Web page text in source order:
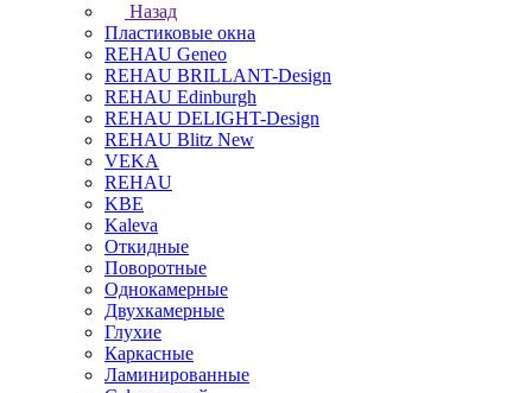
Назад
Пластиковые окна
REHAU Geneo
REHAU BRILLANT-Design
REHAU Edinburgh
REHAU DELIGHT-Design
REHAU Blitz New
VEKA
REHAU
KBE
Kaleva
Откидные
Поворотные
Однокамерные
Двухкамерные
Глухие
Каркасные
Ламинированные